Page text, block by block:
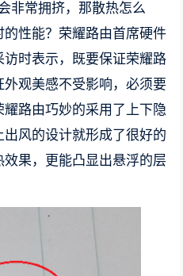
非常拥挤，那散热怎么
性能？荣耀路由首席硬件
时表示，既要保证荣耀路
观美感不受影响，必须要
路由巧妙的采用了上下隐
风的设计就形成了很好的
果，更能凸显出悬浮的层